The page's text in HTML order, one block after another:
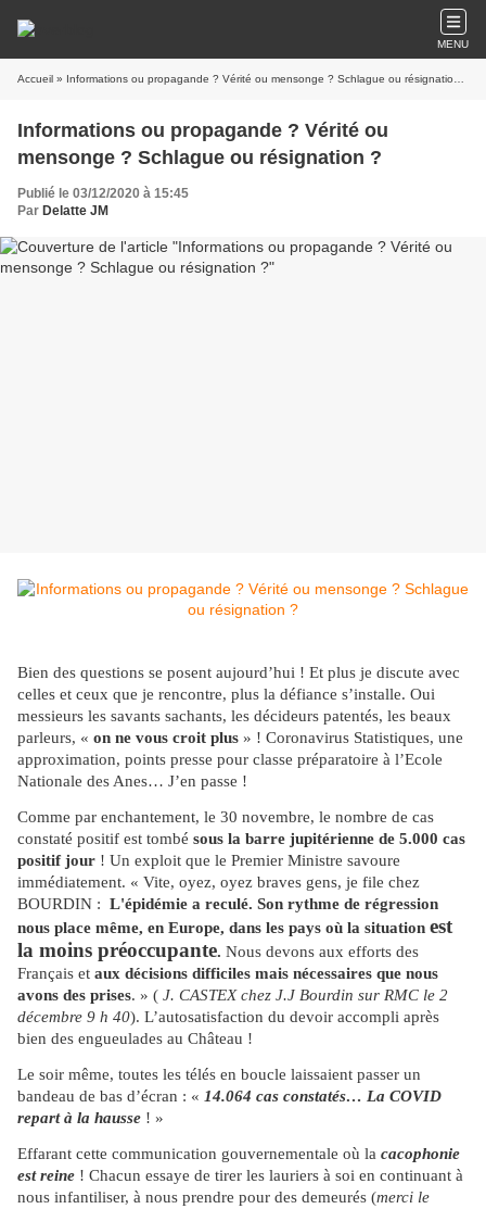
MENU
Accueil » Informations ou propagande ? Vérité ou mensonge ? Schlague ou résignation ?
Informations ou propagande ? Vérité ou
mensonge ? Schlague ou résignation ?
Publié le 03/12/2020 à 15:45
Par Delatte JM
Bien des questions se posent aujourd’hui ! Et plus je discute avec
celles et ceux que je rencontre, plus la défiance s’installe. Oui
messieurs les savants sachants, les décideurs patentés, les beaux
parleurs, « on ne vous croit plus » ! Coronavirus Statistiques, une
approximation, points presse pour classe préparatoire à l’Ecole
Nationale des Anes… J’en passe !
Comme par enchantement, le 30 novembre, le nombre de cas
constaté positif est tombé sous la barre jupitérienne de 5.000 cas
positif jour ! Un exploit que le Premier Ministre savoure
immédiatement. « Vite, oyez, oyez braves gens, je file chez
BOURDIN : L'épidémie a reculé. Son rythme de régression
nous place même, en Europe, dans les pays où la situation est
la moins préoccupante. Nous devons aux efforts des
Français et aux décisions difficiles mais nécessaires que nous
avons des prises. » ( J. CASTEX chez J.J Bourdin sur RMC le 2
décembre 9 h 40). L’autosatisfaction du devoir accompli après
bien des engueulades au Château !
Le soir même, toutes les télés en boucle laissaient passer un
bandeau de bas d’écran : « 14.064 cas constatés… La COVID
repart à la hausse ! »
Effarant cette communication gouvernementale où la cacophonie
est reine ! Chacun essaye de tirer les lauriers à soi en continuant à
nous infantiliser, à nous prendre pour des demeurés (merci le